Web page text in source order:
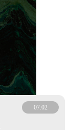
07.02